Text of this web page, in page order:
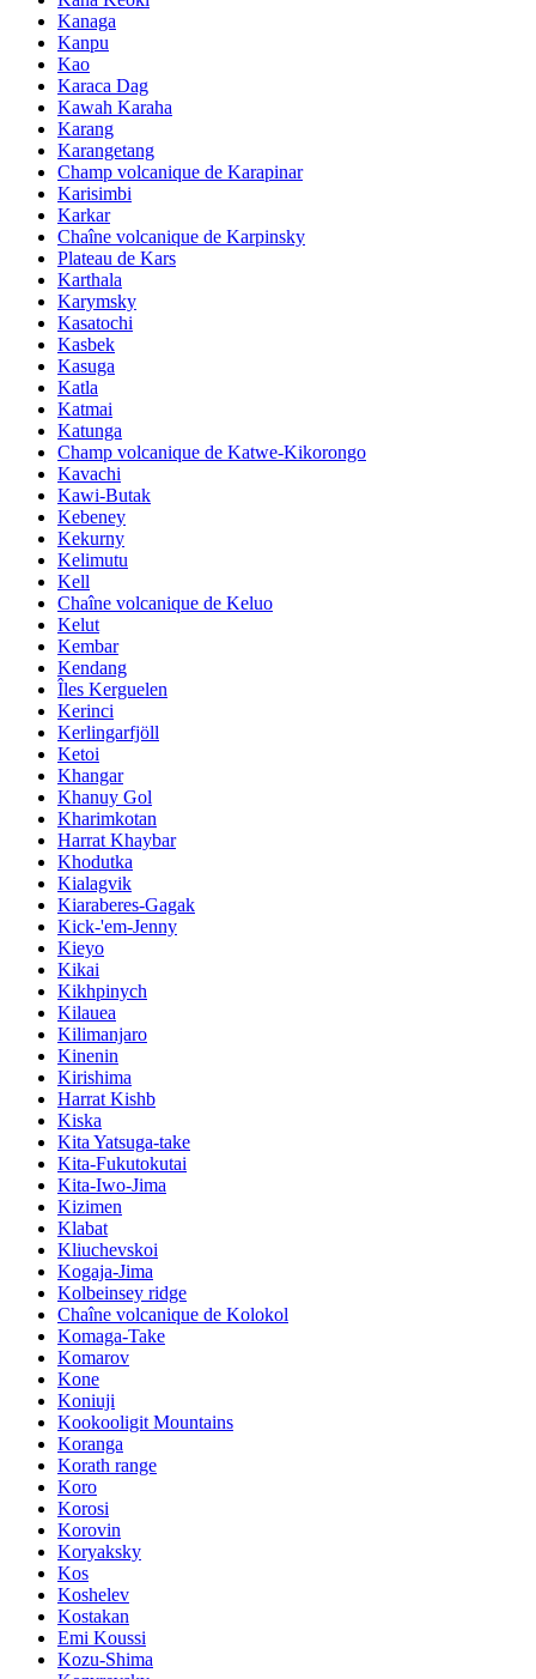
Kanaga
Kanpu
Kao
Karaca Dag
Kawah Karaha
Karang
Karangetang
Champ volcanique de Karapinar
Karisimbi
Karkar
Chaîne volcanique de Karpinsky
Plateau de Kars
Karthala
Karymsky
Kasatochi
Kasbek
Kasuga
Katla
Katmai
Katunga
Champ volcanique de Katwe-Kikorongo
Kavachi
Kawi-Butak
Kebeney
Kekurny
Kelimutu
Kell
Chaîne volcanique de Keluo
Kelut
Kembar
Kendang
Îles Kerguelen
Kerinci
Kerlingarfjöll
Ketoi
Khangar
Khanuy Gol
Kharimkotan
Harrat Khaybar
Khodutka
Kialagvik
Kiaraberes-Gagak
Kick-'em-Jenny
Kieyo
Kikai
Kikhpinych
Kilauea
Kilimanjaro
Kinenin
Kirishima
Harrat Kishb
Kiska
Kita Yatsuga-take
Kita-Fukutokutai
Kita-Iwo-Jima
Kizimen
Klabat
Kliuchevskoi
Kogaja-Jima
Kolbeinsey ridge
Chaîne volcanique de Kolokol
Komaga-Take
Komarov
Kone
Koniuji
Kookooligit Mountains
Koranga
Korath range
Koro
Korosi
Korovin
Koryaksky
Kos
Koshelev
Kostakan
Emi Koussi
Kozu-Shima